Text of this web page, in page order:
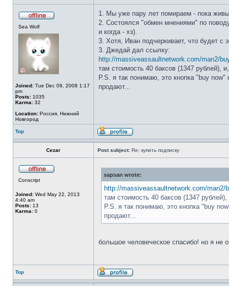
Sea Wolf
Joined: Tue Dec 09, 2008 1:17
pm
Posts: 1035
Karma: 32
Location: Россия, Нижний
Новгород
1. Мы уже пару лет помираем - пока
2. Состоялся "обмен мнениями" по
и когда - хз).
3. Хотя, Иван подчеркивает, что будет с
3. Джедай дал ссылку:
http://massiveassaultnetwork.com/man2/
там стоимость 40 баксов (1347 рублей),
P.S. я так понимаю, это кнопка "buy now"
продают...
Top
Cezar Post subject: Re: купить подписку
Conscript
Joined: Wed May 22, 2013
4:40 am
Posts: 13
Karma: 0
sapsan wrote:
http://massiveassaultnetwork.com/man2/
там стоимость 40 баксов (1347
P.S. я так понимаю, это кнопка "buy
продают...
большое человеческое спасибо! но я не
Top